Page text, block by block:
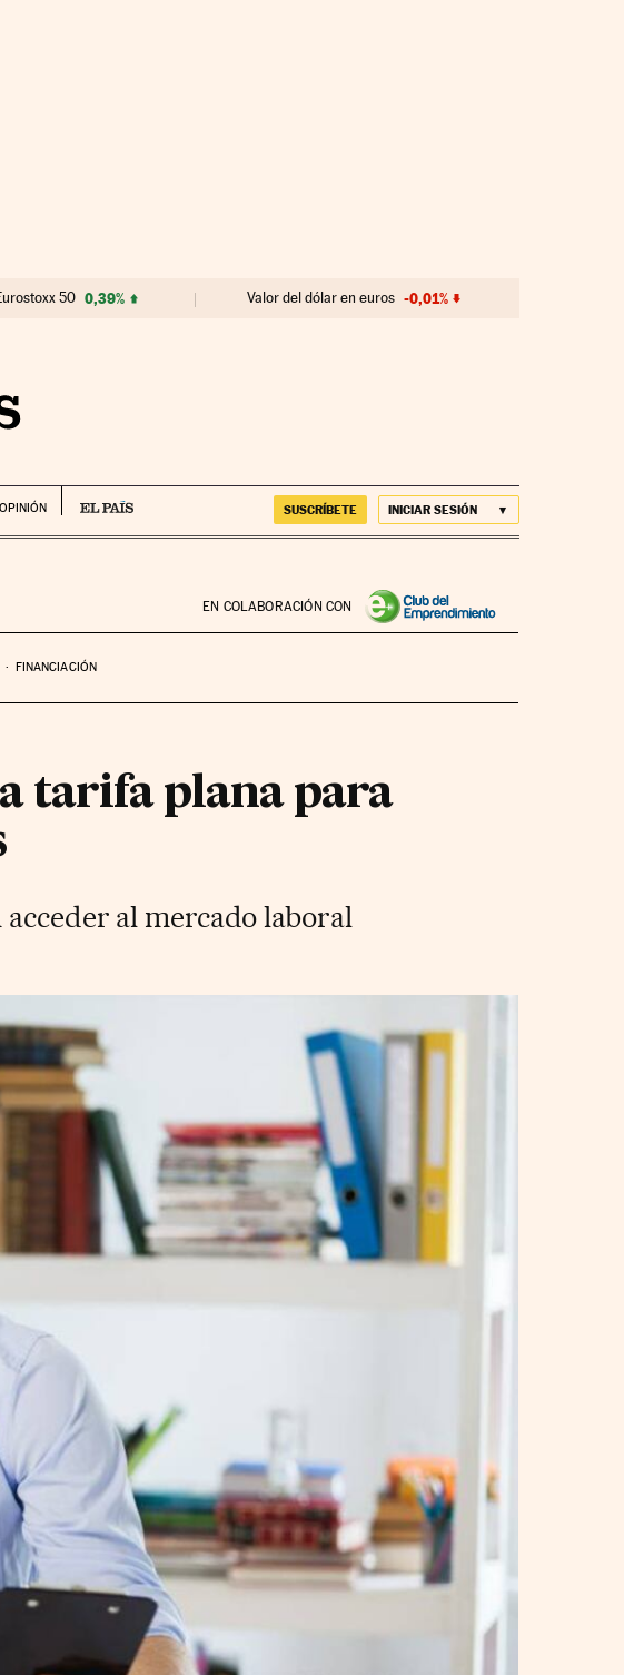
50 0,39% Valor del dólar en euros -0,01%
OPINIÓN SUSCRÍBETE INICIAR SESIÓN
EN COLABORACIÓN CON
FINANCIACIÓN
tarifa plana para
acceder al mercado laboral